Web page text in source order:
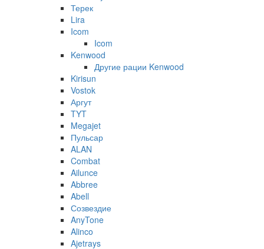
Терек
Lira
Icom
Icom
Kenwood
Другие рации Kenwood
Kirisun
Vostok
Аргут
TYT
Megajet
Пульсар
ALAN
Combat
Ailunce
Abbree
Abell
Созвездие
AnyTone
Alinco
Ajetrays